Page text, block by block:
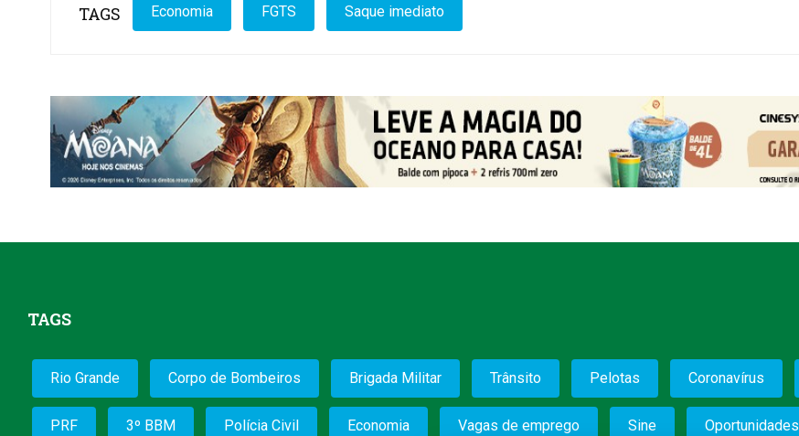
TAGS Economia FGTS Saque imediato
TAGS
Rio Grande Corpo de Bombeiros Brigada Militar Trânsito Pelotas Coronavírus
PRF 3º BBM Polícia Civil Economia Vagas de emprego Sine Oportunidades